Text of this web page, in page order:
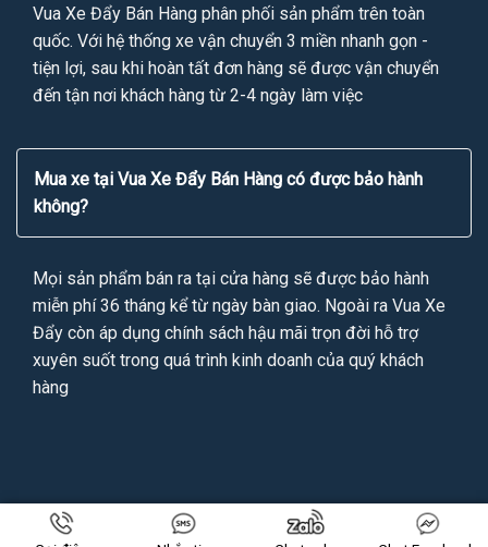
Vua Xe Đẩy Bán Hàng phân phối sản phẩm trên toàn
quốc. Với hệ thống xe vận chuyển 3 miền nhanh gọn -
tiện lợi, sau khi hoàn tất đơn hàng sẽ được vận chuyển
đến tận nơi khách hàng từ 2-4 ngày làm việc
Mua xe tại Vua Xe Đẩy Bán Hàng có được bảo hành
không?
Mọi sản phẩm bán ra tại cửa hàng sẽ được bảo hành
miễn phí 36 tháng kể từ ngày bàn giao. Ngoài ra Vua Xe
Đẩy còn áp dụng chính sách hậu mãi trọn đời hỗ trợ
xuyên suốt trong quá trình kinh doanh của quý khách
hàng
Copyright 2026 © VUAXEDAYBANHANG.VNAll Rights Reserved